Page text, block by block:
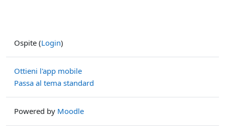
Ospite (Login)
Ottieni l'app mobile
Passa al tema standard
Powered by Moodle